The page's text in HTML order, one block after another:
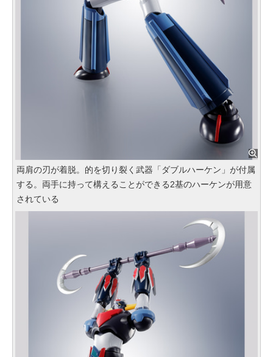
両肩の刃が着脱。的を切り裂く武器「ダブルハーケン」が付属
する。両手に持って構えることができる2基のハーケンが用意
されている